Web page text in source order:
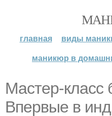
главная виды
маникюр в
Мастер-класс
Впервые в